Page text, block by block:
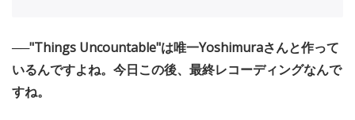
──"Things Uncountable"は唯一Yoshimuraさんと作って
いるんですよね。今日この後、最終レコーディングなんで
すね。